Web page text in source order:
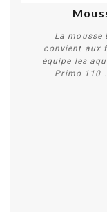
La mousse
convient aux
équipe les
Primo 110